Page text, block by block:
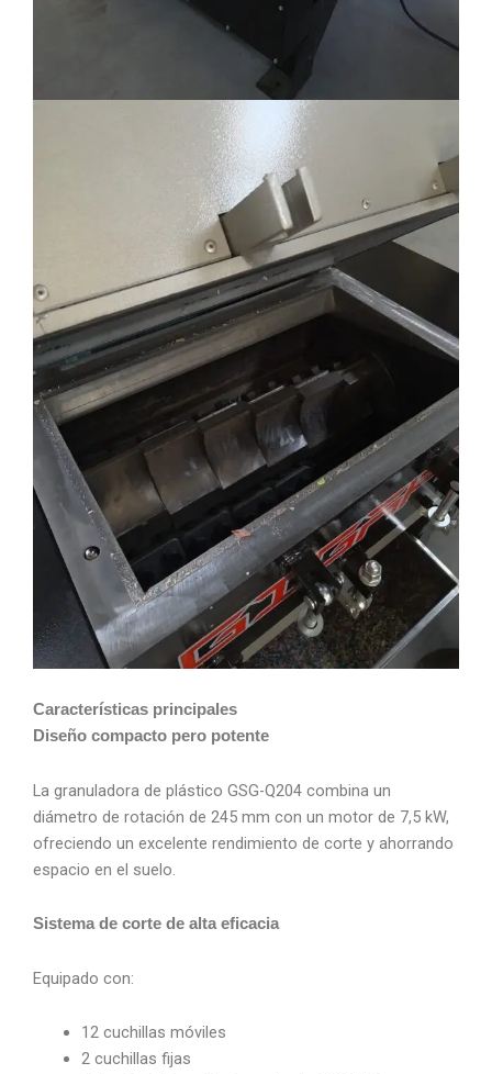
Características principales
Diseño compacto pero potente
La granuladora de plástico GSG-Q204 combina un
diámetro de rotación de 245 mm con un motor de 7,5 kW,
ofreciendo un excelente rendimiento de corte y ahorrando
espacio en el suelo.
Sistema de corte de alta eficacia
Equipado con:
12 cuchillas móviles
2 cuchillas fijas